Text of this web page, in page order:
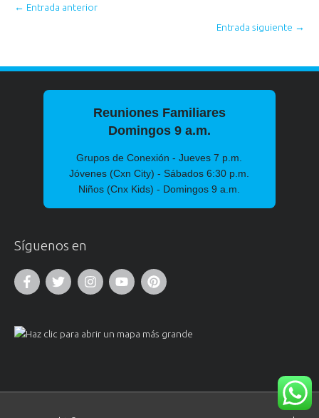
← Entrada anterior
Entrada siguiente →
Reuniones Familiares
Domingos 9 a.m.
Grupos de Conexión - Jueves 7 p.m.
Jóvenes (Cxn City) - Sábados 6:30 p.m.
Niños (Cnx Kids) - Domingos 9 a.m.
Síguenos en